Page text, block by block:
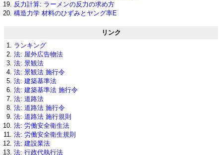
反力計算: ラーメンの反力の求め方
構造力学 材料のひずみとヤング率E
リンク
ランキング
法: 屋外広告物法
法: 景観法
法: 景観法 施行令
法: 建築基準法
法: 建築基準法 施行令
法: 道路法
法: 道路法 施行令
法: 道路法 施行規則
法: 労働安全衛生法
法: 労働安全衛生規則
法: 建設業法
法: 行政代執行法